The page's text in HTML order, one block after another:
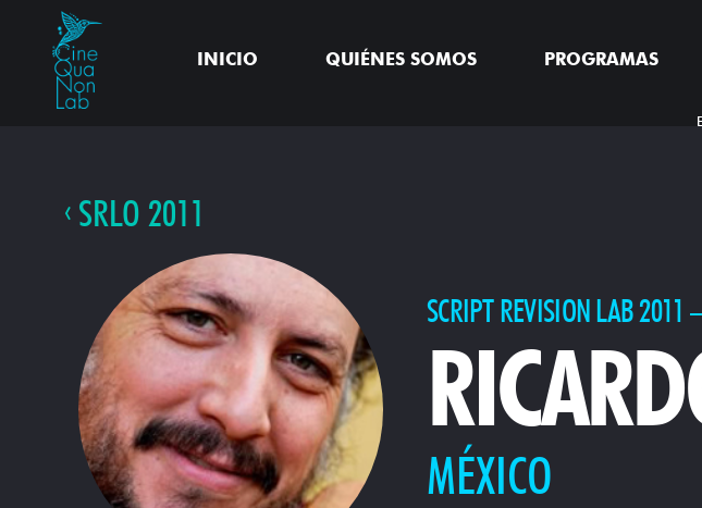
INICIO QUIÉNES SOMOS PROGRAMAS
SRLO 2011
SCRIPT REVISION LAB
MÉXICO